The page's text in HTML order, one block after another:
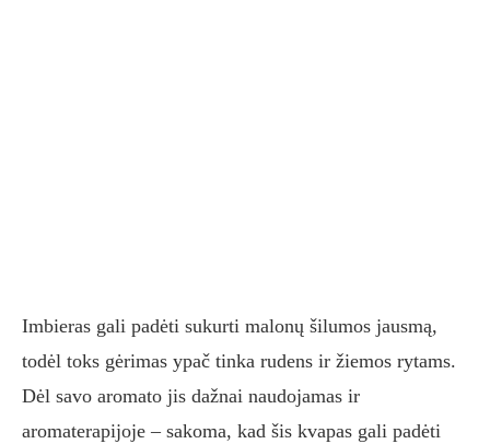
Imbieras gali padėti sukurti malonų šilumos jausmą,
todėl toks gėrimas ypač tinka rudens ir žiemos rytams.
Dėl savo aromato jis dažnai naudojamas ir
aromaterapijoje – sakoma, kad šis kvapas gali padėti